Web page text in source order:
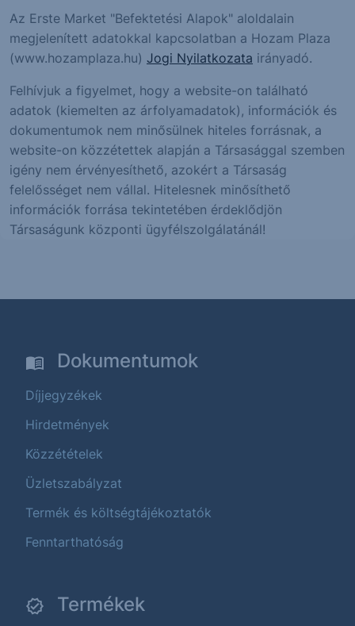
Az Erste Market "Befektetési Alapok" aloldalain
megjelenített adatokkal kapcsolatban a Hozam Plaza
(www.hozamplaza.hu) Jogi Nyilatkozata irányadó.
Felhívjuk a figyelmet, hogy a website-on található
adatok (kiemelten az árfolyamadatok), információk és
dokumentumok nem minősülnek hiteles forrásnak, a
website-on közzétettek alapján a Társasággal szemben
igény nem érvényesíthető, azokért a Társaság
felelősséget nem vállal. Hitelesnek minősíthető
információk forrása tekintetében érdeklődjön
Társaságunk központi ügyfélszolgálatánál!
Dokumentumok
Díjjegyzékek
Hirdetmények
Közzétételek
Üzletszabályzat
Termék és költségtájékoztatók
Fenntarthatóság
Termékek